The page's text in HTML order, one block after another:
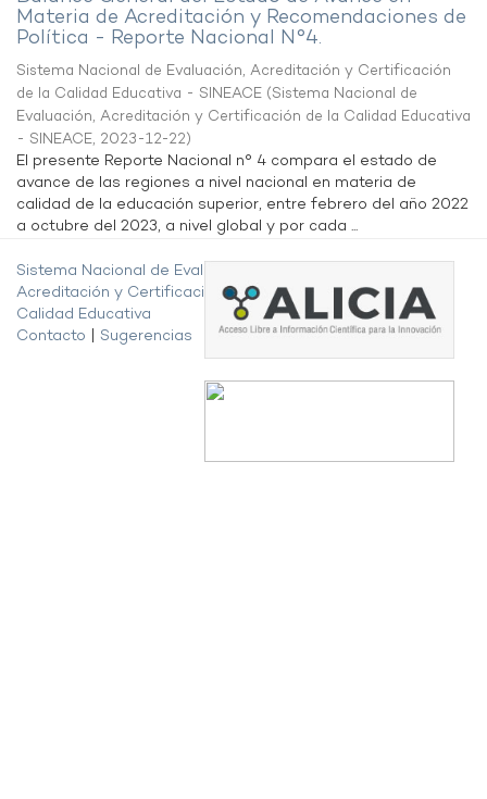
Materia de Acreditación y Recomendaciones de
Política - Reporte Nacional N°4.
Sistema Nacional de Evaluación, Acreditación y Certificación
de la Calidad Educativa - SINEACE (Sistema Nacional de
Evaluación, Acreditación y Certificación de la Calidad Educativa
- SINEACE, 2023-12-22)
El presente Reporte Nacional n° 4 compara el estado de
avance de las regiones a nivel nacional en materia de
calidad de la educación superior, entre febrero del año 2022
a octubre del 2023, a nivel global y por cada ...
Sistema Nacional de Evaluación,
Acreditación y Certificación de la
Calidad Educativa
Contacto
Sugerencias